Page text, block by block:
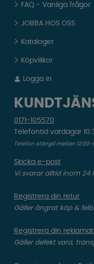
FAQ - Vanliga frågor
JOBBA HOS OSS
Kataloger
Köpvillkor
Logga in
0171-105570
Telefontid vardagar
Telefon stängd mellan 12:00-
Skicka e-post
Vi svarar alltid inom 24
Registrera din retur
Gäller ångrat köp &
Registrera din
Gäller defekt vara,